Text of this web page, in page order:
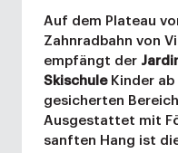
Auf dem Plateau
Zahnradbahn von
empfängt der
SkischuleKinder ab
gesicherten
Ausgestattet mit
sanften Hang ist